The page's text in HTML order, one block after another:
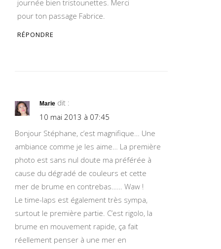
journée bien tristounettes. Merci
pour ton passage Fabrice.
RÉPONDRE
Marie dit :
10 mai 2013 à 07:45
Bonjour Stéphane, c’est magnifique… Une
ambiance comme je les aime… La première
photo est sans nul doute ma préférée à
cause du dégradé de couleurs et cette
mer de brume en contrebas…… Waw !
Le time-laps est également très sympa,
surtout le première partie. C’est rigolo, la
brume en mouvement rapide, ça fait
réellement penser à une mer en